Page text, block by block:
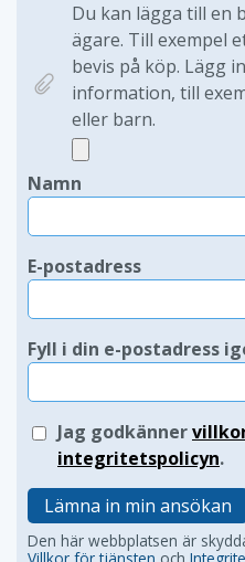
Du kan lägga till en
ägare. Till exempel
bevis på köp. Lägg
information, till
eller barn.
Namn
E-postadress
Fyll i din e-postadress
Jag godkänner
integritetspolicyn.
Lämna in min ansökan
Den här webbplatsen är